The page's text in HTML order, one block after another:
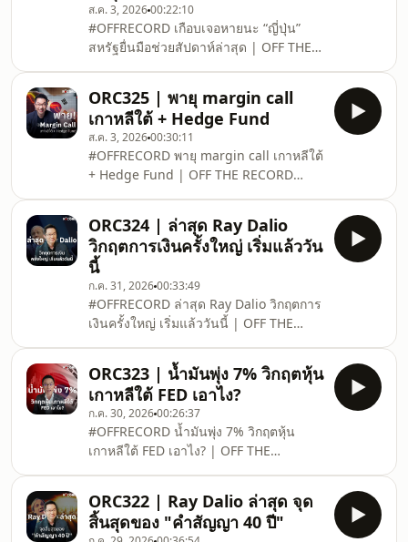
⁣⁣*วิเคราะห์วันที่ 02 ส.ค. 69⁣⁣⁣⁣⁣⁣⁣===========⁣⁣⁣⁣⁣⁣
📣 ช่องทางสั่งซื้อหนังสือ &quot;ทำไง? มี
เงินใช้ตลอดชีวิต&quot;⁣⁣⁣⁣⁣⁣⁣⁣⁣⁣⁣⁣📍SHOPEE⁣⁣⁣⁣⁣⁣-
BOOKZONE: https
ส.ค. 3, 202600:22:10
#OFFRECORD เกือบเจอหายนะ “ญี่ปุ่น”
สหรัฐยื่นมือช่วยสัปดาห์ล่าสุด | OFF THE
รู้และอัพเดต TAM-EIG_ลงทุนนอก ต้องออก
ไปให้รู้⁣https://links.tam-
eig.com/LineOpenchat_Offshores1
⁣⁣*วิเคราะห์วันที่ 02 ส.ค. 69⁣⁣⁣⁣⁣⁣⁣===========⁣⁣⁣⁣⁣⁣
📣 ช่องทางสั่งซื้อหนังสือ &quot;ทำไง? มี
เงินใช้ตลอดชีวิต&quot;⁣⁣⁣⁣⁣⁣⁣⁣⁣⁣⁣⁣📍SHOPEE⁣⁣⁣⁣⁣⁣-
BOOKZONE: ht
ORC325 | พายุ margin call
เกาหลีใต้ + Hedge Fund
ส.ค. 3, 202600:30:11
#OFFRECORD พายุ margin call เกาหลีใต้
+ Hedge Fund | OFF THE RECORD
อัพเดต TAM-EIG_ลงทุนนอก ต้องออกไปให้
รู้⁣https://links.tam-
eig.com/LineOpenchat_Offshores1
⁣⁣*วิเคราะห์วันที่ 01 ส.ค. 69⁣⁣⁣⁣⁣⁣⁣===========⁣⁣⁣⁣⁣⁣
📣 ช่องทางสั่งซื้อหนังสือ &quot;ทำไง? มี
เงินใช้ตลอดชีวิต&quot;⁣⁣⁣⁣⁣⁣⁣⁣⁣⁣⁣⁣📍SHOPEE⁣⁣⁣⁣⁣⁣-
BOOKZONE: https://s.shopee
ORC324 | ล่าสุด Ray Dalio
วิกฤตการเงินครั้งใหญ่ เริ่มแล้ววัน
นี้
ก.ค. 31, 202600:33:49
#OFFRECORD ล่าสุด Ray Dalio วิกฤตการ
เงินครั้งใหญ่ เริ่มแล้ววันนี้ | OFF THE
สุข ที่ปรึกษาการเงิน AFPTtm⁣⁣⁣⁣⁣⁣⁣⁣⁣⁣ติดตามความ
รู้และอัพเดต TAM-EIG_ลงทุนนอก ต้องออก
ไปให้รู้⁣⁣⁣⁣⁣https://links.tam-
eig.com/LineOpenchat_Offshores1
⁣⁣⁣⁣⁣⁣⁣⁣⁣⁣*วิเคราะห์วันที่ 30 ก.ค. 69⁣⁣⁣⁣⁣⁣⁣⁣⁣⁣===========⁣⁣⁣⁣⁣
📣 ช่องทางสั่งซื้อหนังสือ &quot;ทำไง? มี
เงินใช้ตลอดชีวิต&quot;⁣⁣⁣⁣⁣⁣⁣⁣⁣⁣📍SHOPE
ORC323 | น้ำมันพุ่ง 7% วิกฤตหุ้น
เกาหลีใต้ FED เอาไง?
ก.ค. 30, 202600:26:37
#OFFRECORD น้ำมันพุ่ง 7% วิกฤตหุ้น
เกาหลีใต้ FED เอาไง? | OFF THE
รู้และอัพเดต TAM-EIG_ลงทุนนอก ต้องออก
ไปให้รู้⁣⁣⁣⁣https://links.tam-
ORC322 | Ray Dalio ล่าสุด จุด
สิ้นสุดของ "คำสัญญา 40 ปี"